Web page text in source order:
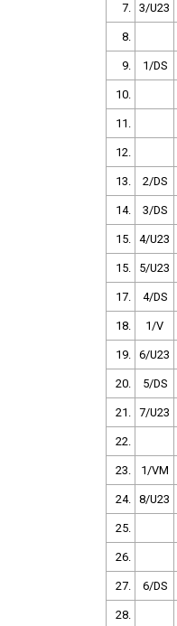
7. 3/U23
8.
9. 1/DS
10.
11.
12.
13. 2/DS
14. 3/DS
15. 4/U23
15. 5/U23
17. 4/DS
18. 1/V
19. 6/U23
20. 5/DS
21. 7/U23
22.
23. 1/VM
24. 8/U23
25.
26.
27. 6/DS
28.